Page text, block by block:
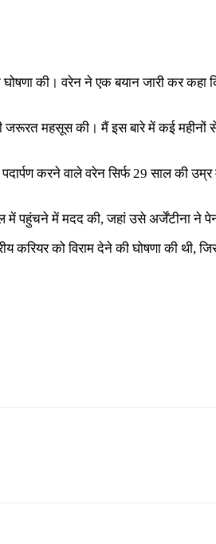
की। वरेन ने एक बयान जारी कर
महसूस की। मैं इस बारे में कई महीनों
करने वाले वरेन सिर्फ 29 साल की
पहुंचने में मदद की, जहां उसे अर्जेंटीना ने
करियर को विराम देने की घोषणा की